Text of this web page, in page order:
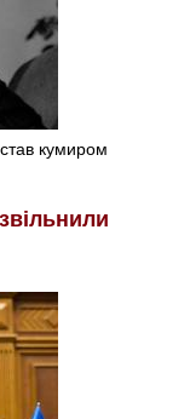
став кумиром